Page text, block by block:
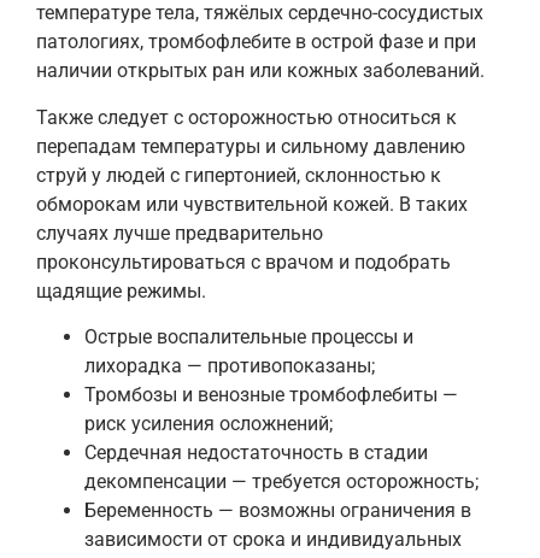
температуре тела, тяжёлых сердечно-сосудистых
патологиях, тромбофлебите в острой фазе и при
наличии открытых ран или кожных заболеваний.
Также следует с осторожностью относиться к
перепадам температуры и сильному давлению
струй у людей с гипертонией, склонностью к
обморокам или чувствительной кожей. В таких
случаях лучше предварительно
проконсультироваться с врачом и подобрать
щадящие режимы.
Острые воспалительные процессы и
лихорадка — противопоказаны;
Тромбозы и венозные тромбофлебиты —
риск усиления осложнений;
Сердечная недостаточность в стадии
декомпенсации — требуется осторожность;
Беременность — возможны ограничения в
зависимости от срока и индивидуальных